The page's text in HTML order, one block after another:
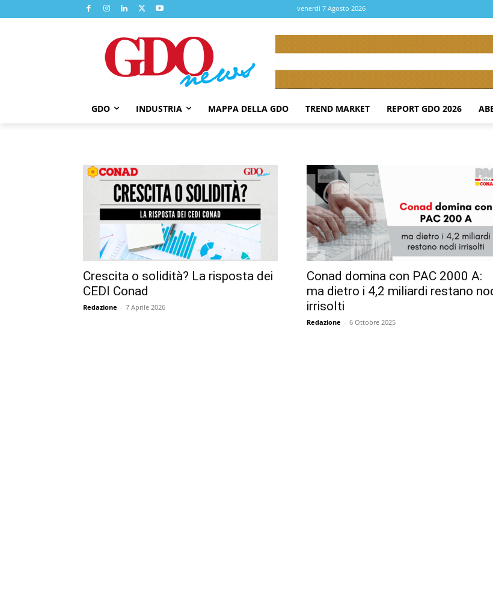
venerdì 7 Agosto 2026
GDO INDUSTRIA MAPPA DELLA GDO TREND MARKET REPORT GDO 2026
Crescita o solidità? La risposta dei
CEDI Conad
Redazione - 7 Aprile 2026
Conad domina con PAC 2000 A:
ma dietro i 4,2 miliardi restano
irrisolti
Redazione - 6 Ottobre 2025